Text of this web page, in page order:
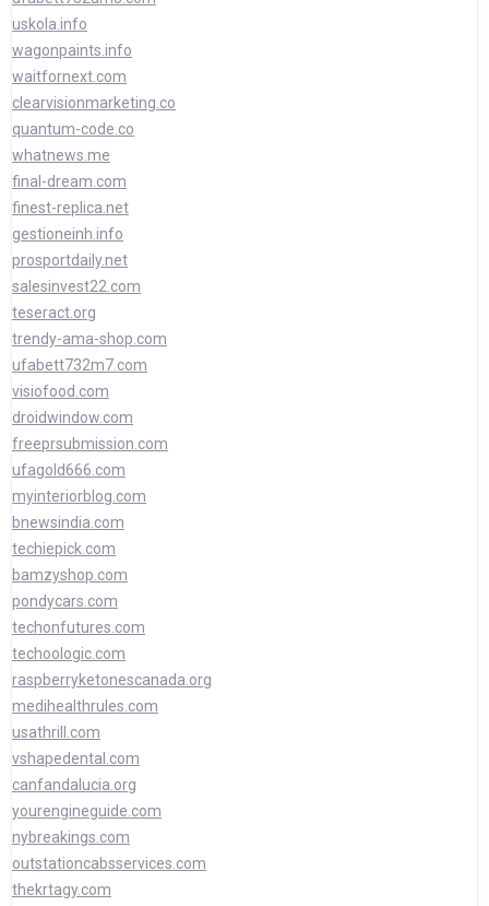
uskola.info
wagonpaints.info
waitfornext.com
clearvisionmarketing.co
quantum-code.co
whatnews.me
final-dream.com
finest-replica.net
gestioneinh.info
prosportdaily.net
salesinvest22.com
teseract.org
trendy-ama-shop.com
ufabett732m7.com
visiofood.com
droidwindow.com
freeprsubmission.com
ufagold666.com
myinteriorblog.com
bnewsindia.com
techiepick.com
bamzyshop.com
pondycars.com
techonfutures.com
techoologic.com
raspberryketonescanada.org
medihealthrules.com
usathrill.com
vshapedental.com
canfandalucia.org
yourengineguide.com
nybreakings.com
outstationcabsservices.com
thekrtagy.com